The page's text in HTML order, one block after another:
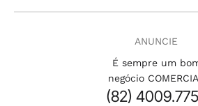
ANUNCIE
É sempre um
negócio
(82)